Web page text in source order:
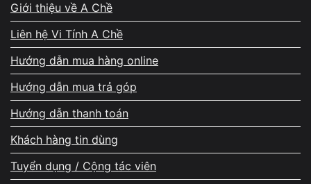
Bảo vệ dữ liệu cá nhân – tuyệt
đối không xâm phạm riêng tư
Dữ liệu của khách luôn được bảo đảm an
toàn. Kỹ thuật chỉ thao tác đúng phạm vi sửa
chữa, không truy cập folder, hình ảnh, tài
khoản, email hoặc bất kỳ dữ liệu riêng tư nào.
Nếu cần, cửa hàng hỗ trợ backup trước khi
sửa để khách không mất dữ liệu quan trọng.
Giới thiệu về A Chề
Liên hệ Vi Tính A Chề
Hướng dẫn mua hàng online
Hướng dẫn mua trả góp
Hướng dẫn thanh toán
Khách hàng tin dùng
Tuyển dụng / Cộng tác viên